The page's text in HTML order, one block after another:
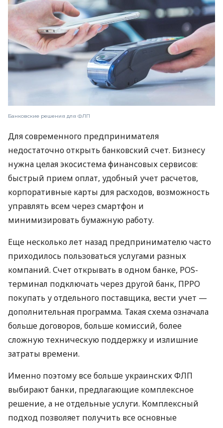
Банковские решения для ФЛП
Для современного предпринимателя
недостаточно открыть банковский счет. Бизнесу
нужна целая экосистема финансовых сервисов:
быстрый прием оплат, удобный учет расчетов,
корпоративные карты для расходов, возможность
управлять всем через смартфон и
минимизировать бумажную работу.
Еще несколько лет назад предпринимателю часто
приходилось пользоваться услугами разных
компаний. Счет открывать в одном банке, POS-
терминал подключать через другой банк, ПРРО
покупать у отдельного поставщика, вести учет —
дополнительная программа. Такая схема означала
больше договоров, больше комиссий, более
сложную техническую поддержку и излишние
затраты времени.
Именно поэтому все больше украинских ФЛП
выбирают банки, предлагающие комплексное
решение, а не отдельные услуги. Комплексный
подход позволяет получить все основные